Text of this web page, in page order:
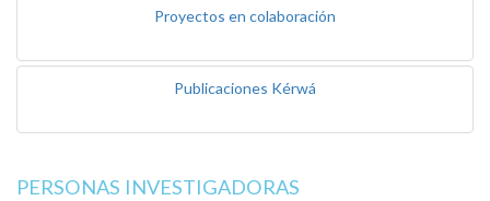
Proyectos en colaboración
Publicaciones Kérwá
PERSONAS INVESTIGADORAS